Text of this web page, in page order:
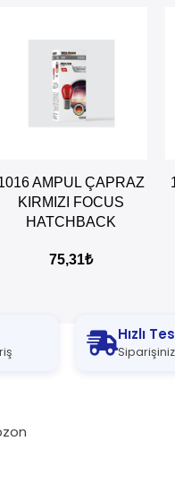
EKLE
AMPUL ÇAPRAZ
KIRMIZI FOCUS
HATCHBACK
75,31₺
Hızlı